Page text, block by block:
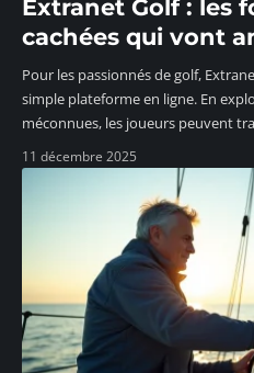
Extranet Golf : les
cachées qui vont
Pour les passionnés de golf,
simple plateforme en ligne. En
méconnues, les joueurs peuvent
11 décembre 2025